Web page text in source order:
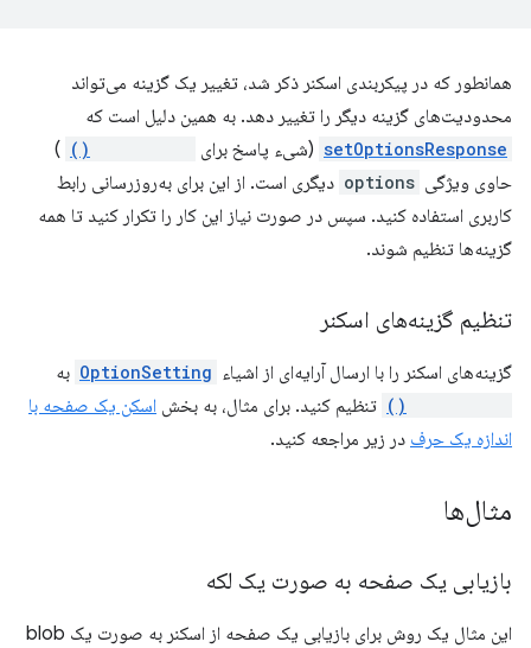
همانطور که در پیکربندی اسکنر ذکر شد، تغییر یک گزینه می‌تواند
محدودیت‌های گزینه دیگر را تغییر دهد. به همین دلیل است که
setOptionsResponse (شیء پاسخ برای
)
حاوی ویژگی options دیگری است. از این برای به‌روزرسانی رابط
کاربری استفاده کنید. سپس در صورت نیاز این کار را تکرار کنید تا همه
گزینه‌ها تنظیم شوند.
تنظیم گزینه‌های اسکنر
گزینه‌های اسکنر را با ارسال آرایه‌ای از اشیاء OptionSetting به
تنظیم کنید. برای مثال، به بخش اسکن یک صفحه با
اندازه یک حرف در زیر مراجعه کنید.
مثال‌ها
بازیابی یک صفحه به صورت یک لکه
این مثال یک روش برای بازیابی یک صفحه از اسکنر به صورت یک blob